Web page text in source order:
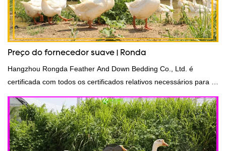
Preço do fornecedor suave | Ronda
Hangzhou Rongda Feather And Down Bedding Co., Ltd. é
certificada com todos os certificados relativos necessários para o
fornecedor de penugem.